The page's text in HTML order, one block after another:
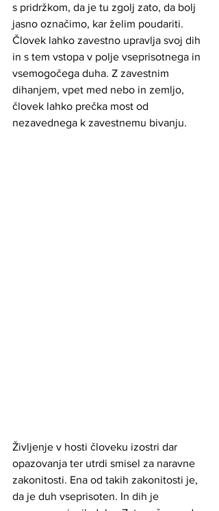
s pridržkom, da je tu zgolj zato, da bolj
jasno označimo, kar želim poudariti.
Človek lahko zavestno upravlja svoj dih
in s tem vstopa v polje vseprisotnega in
vsemogočega duha. Z zavestnim
dihanjem, vpet med nebo in zemljo,
človek lahko prečka most od
nezavednega k zavestnemu bivanju.
Življenje v hosti človeku izostri dar
opazovanja ter utrdi smisel za naravne
zakonitosti. Ena od takih zakonitosti je,
da je duh vseprisoten. In dih je